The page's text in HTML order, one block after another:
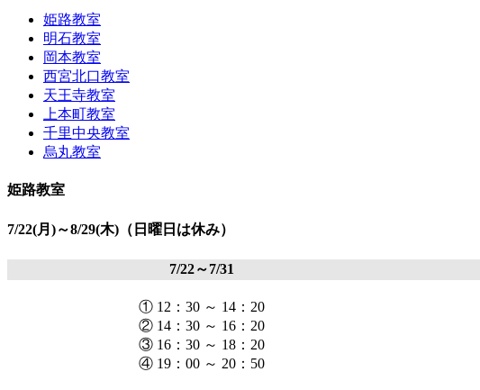
姫路教室
明石教室
岡本教室
西宮北口教室
天王寺教室
上本町教室
千里中央教室
烏丸教室
姫路教室
7/22(月)～8/29(木)（日曜日は休み）
7/22～7/31
① 12：30 ～ 14：20
② 14：30 ～ 16：20
③ 16：30 ～ 18：20
④ 19：00 ～ 20：50